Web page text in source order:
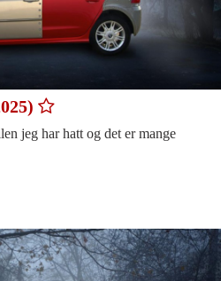
jeg har hatt og det er mange